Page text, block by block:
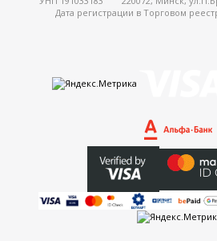
Дата регистрации в Торговом